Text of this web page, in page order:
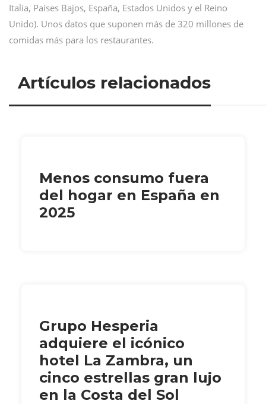
Italia, Países Bajos, España, Estados Unidos y el Reino
Unido). Unos datos que suponen más de 320 millones de
comidas más para los restaurantes.
Artículos relacionados
Menos consumo fuera
del hogar en España en
2025
Grupo Hesperia
adquiere el icónico
hotel La Zambra, un
cinco estrellas gran lujo
en la Costa del Sol